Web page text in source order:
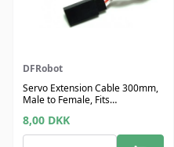
DFRobot
Servo Extension Cable 300mm,
Male to Female, Fits
8,00 DKK